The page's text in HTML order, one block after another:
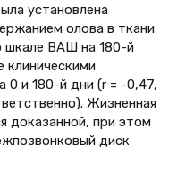
установлена
олова в ткани
шкале ВАШ на 180-й
клиническими
0 и 180-й дни (r = -0,47,
Жизненная
доказанной, при этом
диск